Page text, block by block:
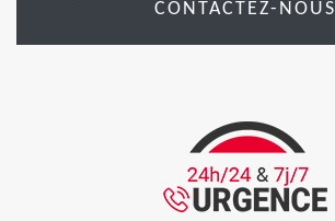
CONTACTEZ-NOUS